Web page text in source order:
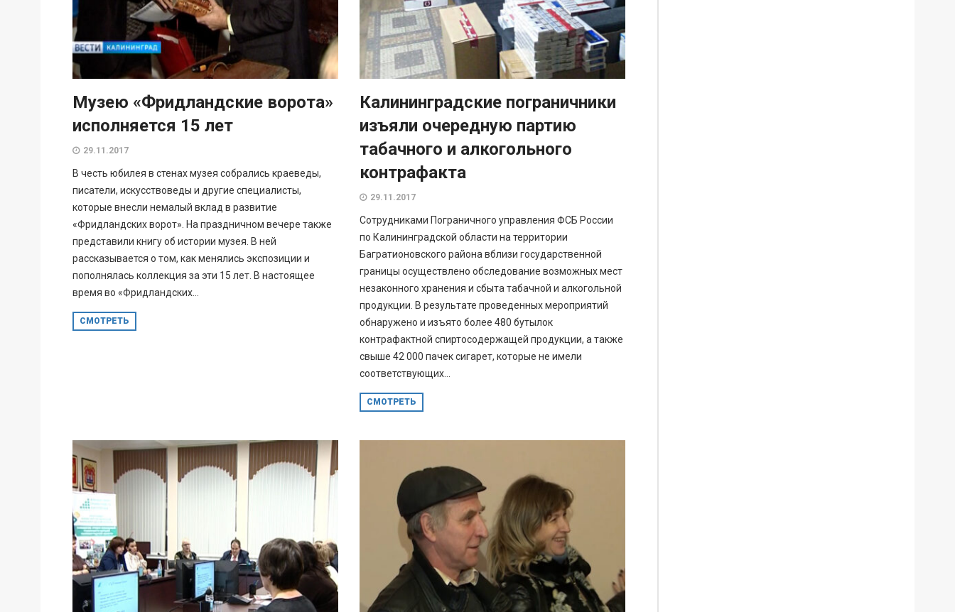
Музею «Фридландские ворота»
исполняется 15 лет
29.11.2017
В честь юбилея в стенах музея собрались краеведы,
писатели, искусствоведы и другие специалисты,
которые внесли немалый вклад в развитие
«Фридландских ворот». На праздничном вечере также
представили книгу об истории музея. В ней
рассказывается о том, как менялись экспозиции и
пополнялась коллекция за эти 15 лет. В настоящее
время во «Фридландских...
СМОТРЕТЬ
Калининградские пограничники
изъяли очередную партию
табачного и алкогольного
контрафакта
29.11.2017
Сотрудниками Пограничного управления ФСБ России
по Калининградской области на территории
Багратионовского района вблизи государственной
границы осуществлено обследование возможных мест
незаконного хранения и сбыта табачной и алкогольной
продукции. В результате проведенных мероприятий
обнаружено и изъято более 480 бутылок
контрафактной спиртосодержащей продукции, а также
свыше 42 000 пачек сигарет, которые не имели
соответствующих...
СМОТРЕТЬ